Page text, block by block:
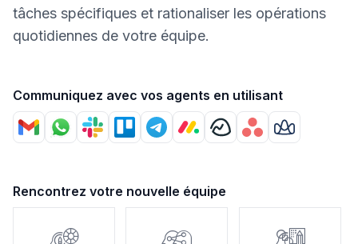
tâches spécifiques et rationaliser les opérations
quotidiennes de votre équipe.
Communiquez avec vos agents en utilisant
Rencontrez votre nouvelle équipe